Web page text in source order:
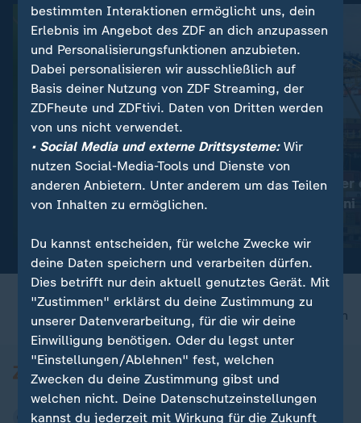
Ungefährlich für Menschen:
Mehr Gottesanbeterinnen in
Deutschland
Welthandel
Rekordwert der
Exporte im Juni
nach oben
bestimmten Interaktionen ermöglicht uns, dein
Erlebnis im Angebot des ZDF an dich anzupassen
und Personalisierungsfunktionen anzubieten.
Dabei personalisieren wir ausschließlich auf
Basis deiner Nutzung von ZDF Streaming, der
ZDFheute und ZDFtivi. Daten von Dritten werden
von uns nicht verwendet.
• Social Media und externe Drittsysteme:Wir
nutzen Social-Media-Tools und Dienste von
anderen Anbietern. Unter anderem um das Teilen
von Inhalten zu ermöglichen.
Du kannst entscheiden, für welche Zwecke wir
deine Daten speichern und verarbeiten dürfen.
Dies betrifft nur dein aktuell genutztes Gerät. Mit
"Zustimmen" erklärst du deine Zustimmung zu
unserer Datenverarbeitung, für die wir deine
Einwilligung benötigen. Oder du legst unter
"Einstellungen/Ablehnen" fest, welchen
Zwecken du deine Zustimmung gibst und
welchen nicht. Deine Datenschutzeinstellungen
kannst du jederzeit mit Wirkung für die Zukunft